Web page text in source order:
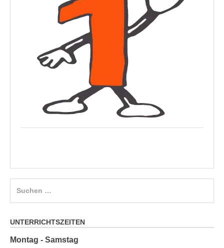
UNTERRICHTSZEITEN
Montag - Samstag